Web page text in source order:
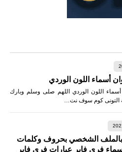
أسماء اللون الوردي
أسماء اللون الوردي اللهم صلى وسلم وبارك
التونى كوم سوف نت…
بالملف الشخصي بحروف وكلمات
فري فاير عبارات فري فاير